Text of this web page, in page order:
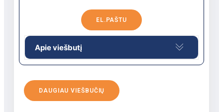
Viešbučio teritorijoje
restoranai: 1
barai: 1 (1 – fojė baras, 2 – „Terraza
gegužės 20 iki rugsėjo 9))
EL.PAŠTU
Apie viešbutį
Viešbutį sudaro 3-ių aukštų pastatas, su
liftu, kuriuo galima nusileisti tiesiai į
DAUGIAU VIEŠBUČIŲ